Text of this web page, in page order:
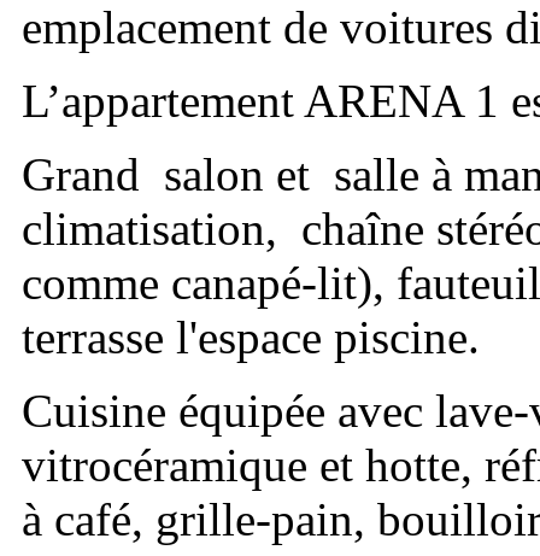
emplacement de voitures
L’appartement ARENA 1
Grand salon et salle à
climatisation, chaîne
comme canapé-lit),
terrasse l'espace piscine.
Cuisine équipée avec
vitrocéramique et hotte,
à café, grille-pain,